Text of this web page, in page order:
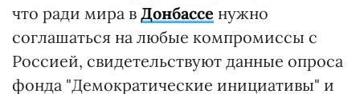
что ради мира в Донбассе нужно
соглашаться на любые компромиссы с
Россией, свидетельствуют данные опроса
фонда "Демократические инициативы" и